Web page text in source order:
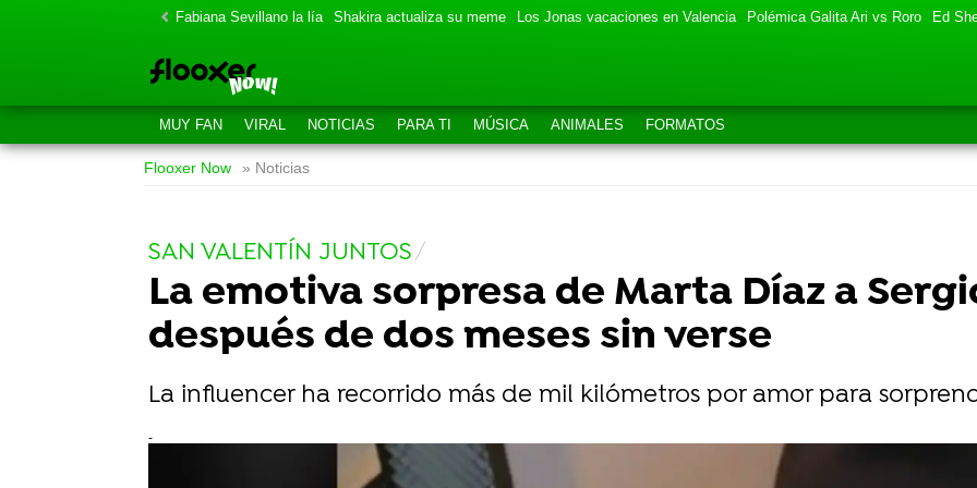
Fabiana Sevillano la lía Shakira actualiza su meme Los Jonas vacaciones en Valencia Polémica Galita Ari vs Roro Ed
MUY FAN VIRAL NOTICIAS PARA TI MÚSICA ANIMALES FORMATOS
Flooxer Now » Noticias
SAN VALENTÍN JUNTOS
La emotiva sorpresa de Marta Díaz a
después de dos meses sin verse
La influencer ha recorrido más de mil kilómetros por amor para
-